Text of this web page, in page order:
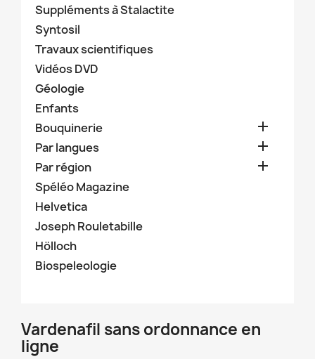
Suppléments à Stalactite
Syntosil
Travaux scientifiques
Vidéos DVD
Géologie
Enfants
Bouquinerie

Par langues 
Par région 
Spéléo Magazine
Helvetica
Joseph Rouletabille
Hölloch
Biospeleologie
Vardenafil sans ordonnance en
ligne